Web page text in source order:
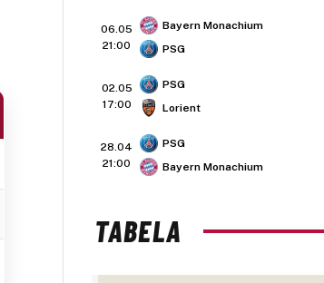
06.05
21:00
Bayern Monachium
PSG
02.05
17:00
PSG
Lorient
28.04
21:00
PSG
Bayern Monachium
TABELA